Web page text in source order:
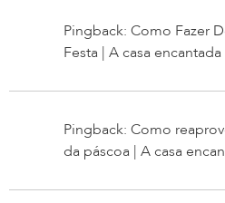
Pingback: Como Fazer
Festa | A casa encantada
Pingback: Como
da páscoa | A casa